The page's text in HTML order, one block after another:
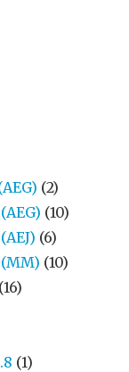
(2)
(10)
(6)
(10)
(16)
(1)